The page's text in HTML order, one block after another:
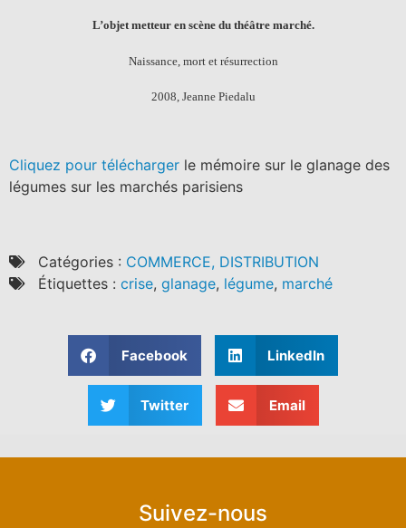
L’objet metteur en scène du théâtre marché.
Naissance, mort et résurrection
2008, Jeanne Piedalu
Cliquez pour télécharger le mémoire sur le glanage des
légumes sur les marchés parisiens
Catégories : COMMERCE, DISTRIBUTION
Étiquettes : crise, glanage, légume, marché
Facebook LinkedIn
Twitter Email
Suivez-nous